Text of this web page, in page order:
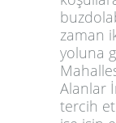
zaman
yoluna
Alanlar
tercih